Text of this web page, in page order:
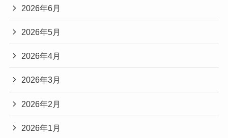
2026年6月
2026年5月
2026年4月
2026年3月
2026年2月
2026年1月